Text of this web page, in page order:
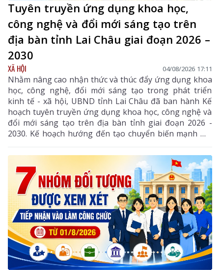
Tuyên truyền ứng dụng khoa học,
công nghệ và đổi mới sáng tạo trên
địa bàn tỉnh Lai Châu giai đoạn 2026 –
2030
XÃ HỘI 04/08/2026 17:11
Nhằm nâng cao nhận thức và thúc đẩy ứng dụng khoa
học, công nghệ, đổi mới sáng tạo trong phát triển
kinh tế - xã hội, UBND tỉnh Lai Châu đã ban hành Kế
hoạch tuyên truyền ứng dụng khoa học, công nghệ và
đổi mới sáng tạo trên địa bàn tỉnh giai đoạn 2026 -
2030. Kế hoạch hướng đến tạo chuyển biến mạnh mẽ
từ nhận thức đến hành động, phát huy vai trò của
khoa học, công nghệ, đổi mới sáng tạo và chuyển đổi
số, góp phần thực hiện hiệu quả các mục tiêu phát
triển của tỉnh trong giai đoạn mới.